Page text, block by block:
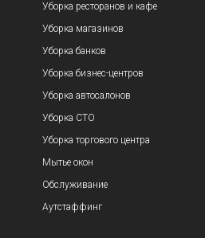
Уборка ресторанов и кафе
Уборка магазинов
Уборка банков
Уборка бизнес-центров
Уборка автосалонов
Уборка СТО
Уборка торгового центра
Мытье окон
Обслуживание
Аутстаффинг